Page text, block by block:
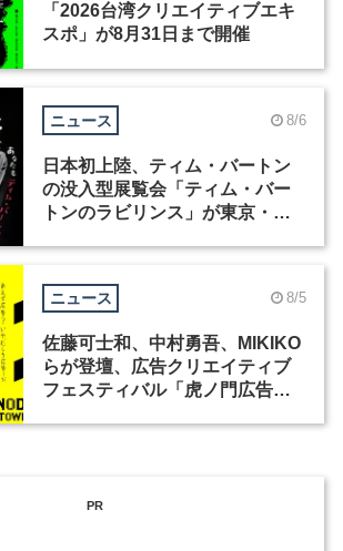
「2026台湾クリエイティブエキ
スポ」が8月31日まで開催
ニュース 8/6
日本初上陸、ティム・バートン
の没入型展覧会「ティム・バー
トンのラビリンス」が東京・豊
ニュース 8/5
佐藤可士和、中村勇吾、MIKIKO
らが登壇、広告クリエイティブ
フェスティバル「虎ノ門広告
PR